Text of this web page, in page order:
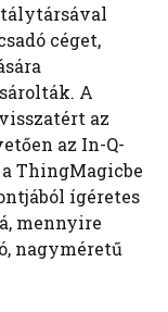
céget,
A
az
az In-Q-
ThingMagicbe
ígéretes
mennyire
nagyméretű